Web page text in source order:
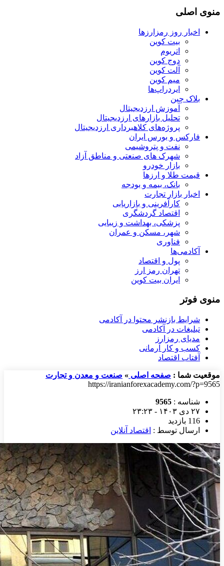
منوی اصلی
اخبار روز رمزارزها
بیت کوین
اتریوم
دوج کوین
آلت کوین
میم کوین‌
ایردراپ‌ها
بلاک چین
آموزش ارزدیجیتال
تحلیل بازارهای ارزدیجیتال
پروژه‌های کلاهبرداری ارزدیجیتال
فارکس و بورس ایران
نفت و پتروشیمی
شهرک های صنعتی و مناطق آزاد
بازار خودرو
قیمت طلا و ارزها
بانک، بیمه و بودجه
اخبار بازار تجارت
کارآفرینی و بازاریابی
اقتصاد گردشگری
پزشکی، بهداشت و زیبایی
شهر، مسکن و عمران
فناوری
آکادمی‌ها
پول و اقتصاد
تهران رمز ارز
ایران بیت کوین
منوی فوتر
شرایط بازنشر محتوا در آکادمی
تبلیغات در آکادمی
مدیای رمزارز
کسب و کار آرمانی
آفتاب اقتصاد
موقعیت شما : صفحه اصلی » صنعت و معدن و تجارت
https://iranianforexacademy.com/?p=9565
شناسه : 9565
۲۷ دی ۱۴۰۳ - ۲۳:۲۳
116 بازدید
ارسال توسط : اقتصاد آنلاین